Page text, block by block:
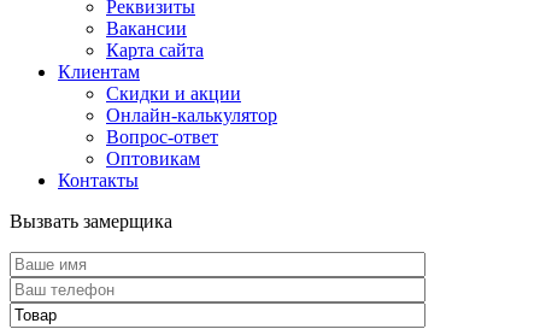
Реквизиты
Вакансии
Карта сайта
Клиентам
Скидки и акции
Онлайн-калькулятор
Вопрос-ответ
Оптовикам
Контакты
Вызвать замерщика